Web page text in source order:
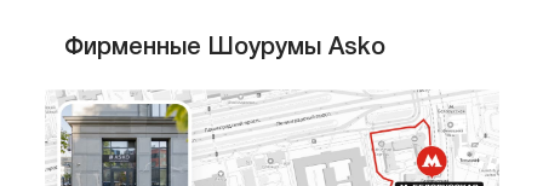
предоплате. Дополнительные
Мы привозим технику к двери или к
прихожей. Перенос до места
установки оплачивается отдельно.
гарантию
и
Фирменные Шоурумы Asko